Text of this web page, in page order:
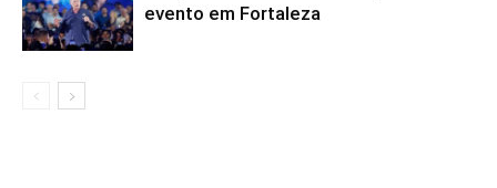
evento em Fortaleza